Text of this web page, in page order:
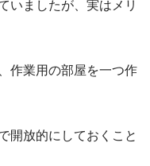
いましたが、実はメリ
作業用の部屋を一つ作
開放的にしておくこと